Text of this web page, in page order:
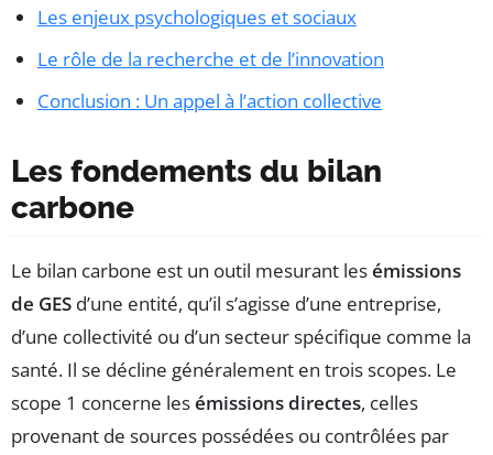
Les enjeux psychologiques et sociaux
Le rôle de la recherche et de l’innovation
Conclusion : Un appel à l’action collective
Les fondements du bilan
carbone
Le bilan carbone est un outil mesurant lesémissions
de GES d’une entité, qu’il s’agisse d’une entreprise,
d’une collectivité ou d’un secteur spécifique comme la
santé. Il se décline généralement en trois scopes. Le
scope 1 concerne lesémissions directes, celles
provenant de sources possédées ou contrôlées par